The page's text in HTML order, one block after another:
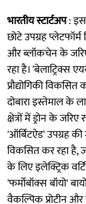
भारतीय स्टार्टअप: इस
छोटे उपग्रह
और ब्लॉकचेन के
रहा है। 'बेलाट्रिक्स
प्रौद्योगिकी
दोबारा इस्तेमाल के
क्षेत्रों में ड्रोन के
'ऑर्बिटऐड' उपग्रह
विकसित कर रहा है,
के लिए इलेक्ट्रिक
'फर्मोबॉक्स बॉयो'
वैकल्पिक प्रोटीन और